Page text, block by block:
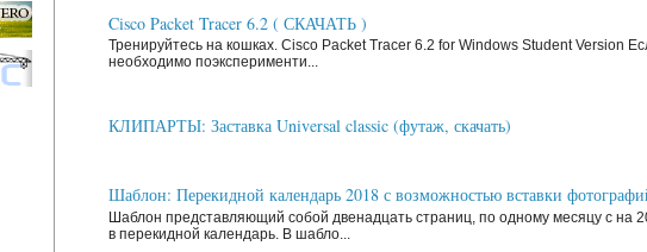
Cisco Packet Tracer 6.2 ( СКАЧАТЬ )
Тренируйтесь на кошках. Cisco Packet Tracer 6.2 for Windows Student Version
необходимо поэксперименти...
КЛИПАРТЫ: Заставка Universal classic (футаж, скачать)
Шаблон: Перекидной календарь 2018 с возможностью вставки
Шаблон представляющий собой двенадцать страниц, по одному месяцу с на
в перекидной календарь. В шабло...